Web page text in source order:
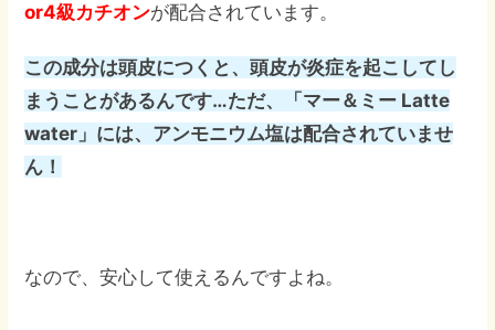
or4級カチオンが配合されています。
この成分は頭皮につくと、頭皮が炎症を起こしてし
まうことがあるんです…ただ、「マー＆ミー Latte
water」には、アンモニウム塩は配合されていませ
ん！
なので、安心して使えるんですよね。